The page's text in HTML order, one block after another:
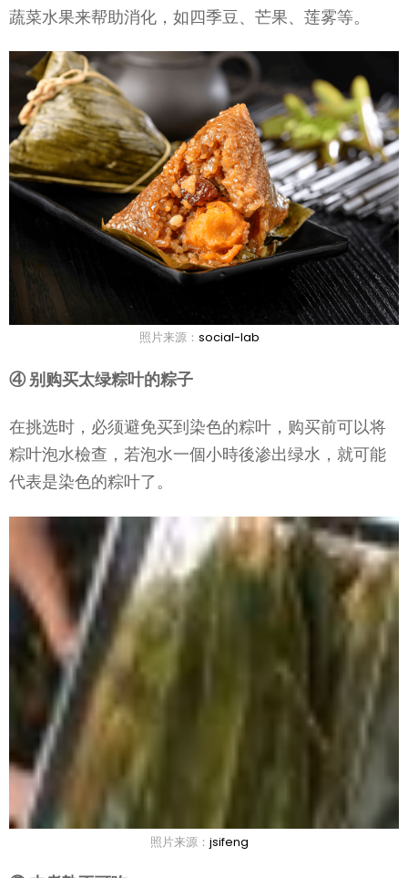
蔬菜水果来帮助消化，如四季豆、芒果、莲雾等。
照片来源： social-lab
④ 别购买太绿粽叶的粽子
在挑选时，必须避免买到染色的粽叶，购买前可以将
粽叶泡水檢查，若泡水一個小時後渗出绿水，就可能
代表是染色的粽叶了。
照片来源： jsifeng